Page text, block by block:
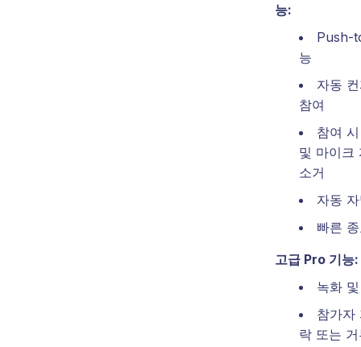
능:
Push-
능
자동
참여
참여
및 마이크
소거
자동
빠른
고급 Pro 기능:
녹화
참가자
락 또는